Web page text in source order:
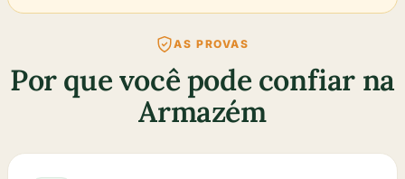
AS PROVAS
Por que você pode confiar na
Armazém